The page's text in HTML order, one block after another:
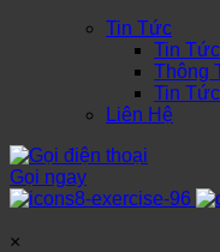
Tin Tức
Tin
Thông
Tin
Liên Hệ
Gọi ngay
×